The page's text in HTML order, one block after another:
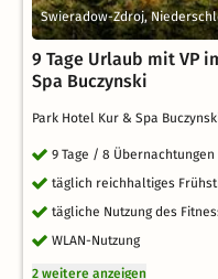
Swieradow-Zdroj,
9 Tage Urlaub mit VP
Spa Buczynski
Park Hotel Kur & Spa
9 Tage / 8 Übernachtungen
täglich reichhaltiges
tägliche Nutzung des
WLAN-Nutzung
2 weitere anzeigen